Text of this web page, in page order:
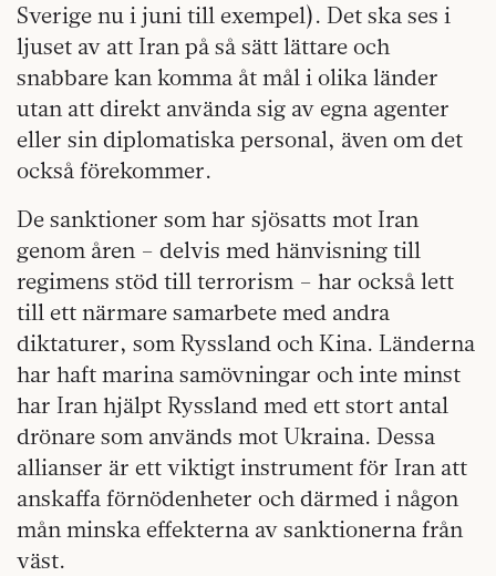
Sverige nu i juni till exempel). Det ska ses i
ljuset av att Iran på så sätt lättare och
snabbare kan komma åt mål i olika länder
utan att direkt använda sig av egna agenter
eller sin diplomatiska personal, även om det
också förekommer.
De sanktioner som har sjösatts mot Iran
genom åren – delvis med hänvisning till
regimens stöd till terrorism – har också lett
till ett närmare samarbete med andra
diktaturer, som Ryssland och Kina. Länderna
har haft marina samövningar och inte minst
har Iran hjälpt Ryssland med ett stort antal
drönare som används mot Ukraina. Dessa
allianser är ett viktigt instrument för Iran att
anskaffa förnödenheter och därmed i någon
mån minska effekterna av sanktionerna från
väst.